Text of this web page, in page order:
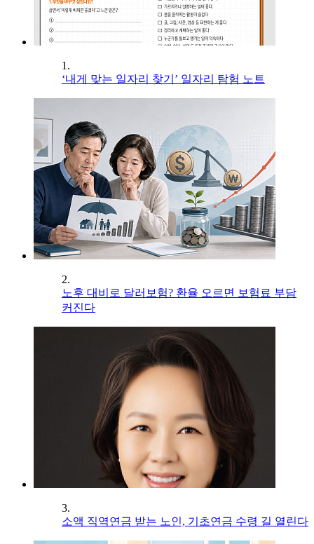
1.
‘내게 맞는 일자리 찾기’ 일자리 탐험 노트
2.
노후 대비로 달러보험? 환율 오르면 보험료 부담
커진다
3.
소액 직역연금 받는 노인, 기초연금 수령 길 열린다